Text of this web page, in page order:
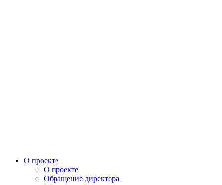
О проекте
О проекте
Обращение директора